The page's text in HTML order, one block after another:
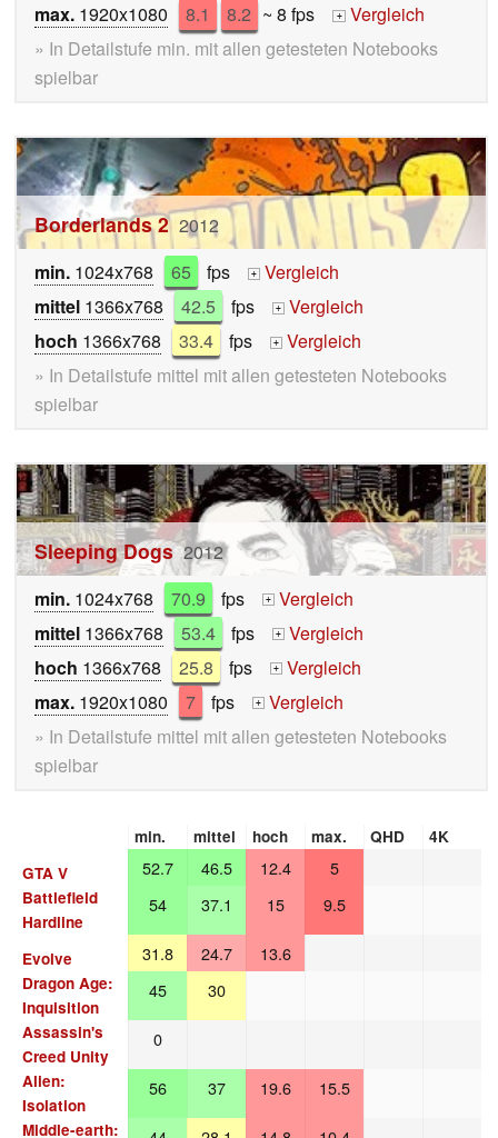
max. 1920x1080 8.1 8.2 ~ 8 fps + Vergleich
» In Detailstufe min. mit allen getesteten Notebooks
spielbar
Borderlands 2 2012
min. 1024x768 65 fps +
Vergleich
mittel 1366x768 42.5 fps +
Vergleich
hoch 1366x768 33.4 fps +
Vergleich
» In Detailstufe mittel mit allen getesteten Notebooks
spielbar
Sleeping Dogs 2012
min. 1024x768 70.9 fps +
Vergleich
mittel 1366x768 53.4 fps +
Vergleich
hoch 1366x768 25.8 fps +
Vergleich
max. 1920x1080 7 fps +
Vergleich
» In Detailstufe mittel mit allen getesteten Notebooks
spielbar
min. mittel hoch max. QHD
4K
GTA V
52.7 46.5 12.4 5
Battlefield
Hardline
54 37.1 15 9.5
Evolve 31.8 24.7 13.6
Dragon Age:
Inquisition
45 30
Assassin's
Creed Unity
0
Alien:
Isolation
56 37 19.6 15.5
Middle-earth: